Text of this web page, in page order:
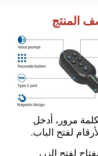
المنتج
مرور، أدخل
لفتح الباب.
لفتح الزر،